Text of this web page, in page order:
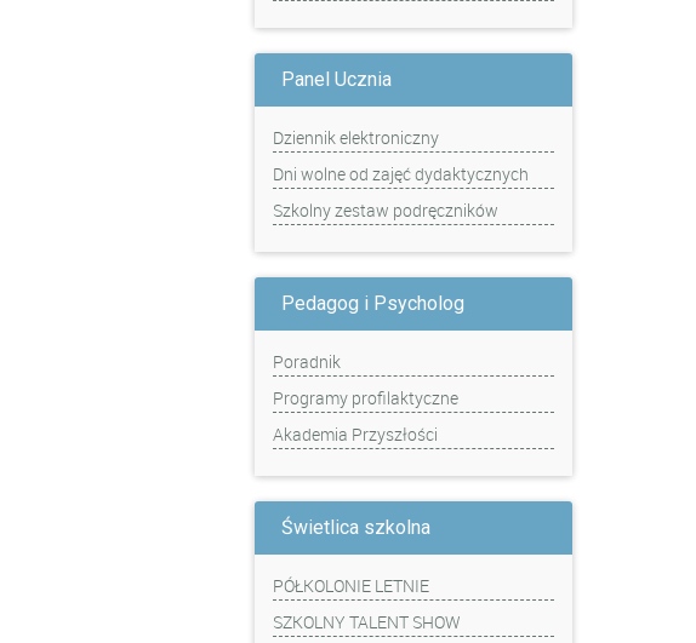
Panel Ucznia
Dziennik elektroniczny
Dni wolne od zajęć dydaktycznych
Szkolny zestaw podręczników
Pedagog i Psycholog
Poradnik
Programy profilaktyczne
Akademia Przyszłości
Świetlica szkolna
PÓŁKOLONIE LETNIE
SZKOLNY TALENT SHOW